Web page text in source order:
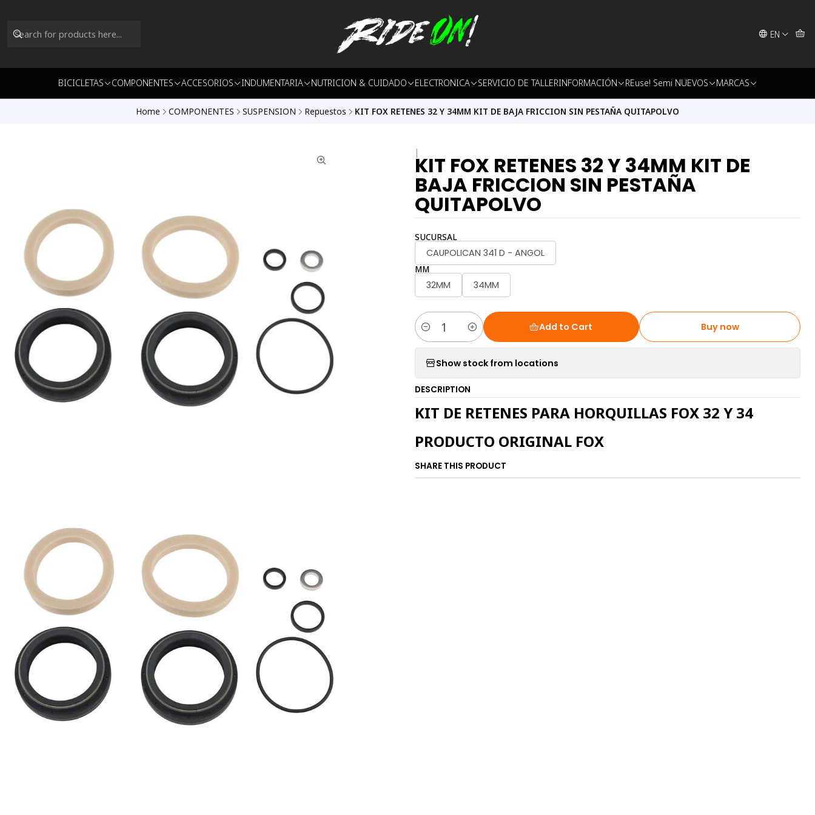
EN
BICICLETAS COMPONENTES ACCESORIOS INDUMENTARIA NUTRICION & CUIDADO ELECTRONICA SERVICIO DE TALLERINFORMACIÓN REuse! Semi NUEVOS MARCAS
Home COMPONENTES SUSPENSION Repuestos KIT FOX RETENES 32 Y 34MM KIT DE BAJA FRICCION SIN PESTAÑA QUITAPOLVO
|KIT FOX RETENES 32 Y 34MM KIT DE
BAJA FRICCION SIN PESTAÑA
QUITAPOLVO
SUCURSAL
CAUPOLICAN 341 D - ANGOL
MM
32MM 34MM
Quantity
Add to Cart Buy now
Show stock from locations
DESCRIPTION
KIT DE RETENES PARA HORQUILLAS FOX 32 Y 34
PRODUCTO ORIGINAL FOX
SHARE THIS PRODUCT